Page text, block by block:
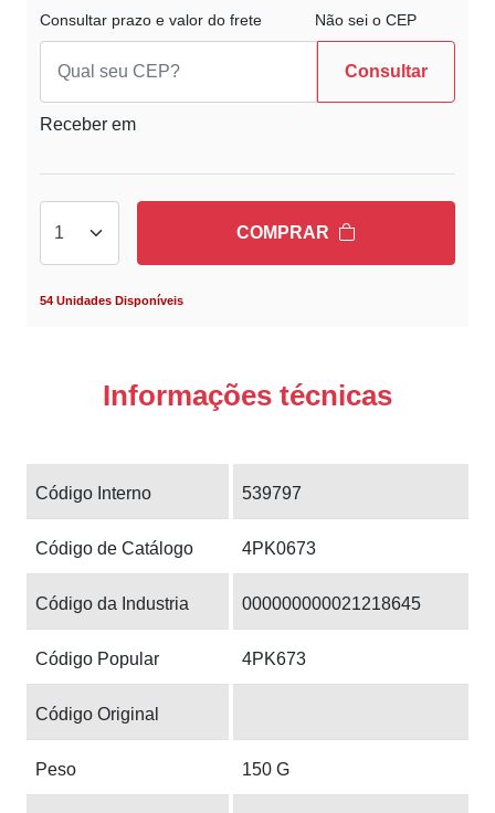
Consultar prazo e valor do frete Não sei o CEP
Consultar
Receber em
COMPRAR
54 Unidades Disponíveis
Informações técnicas
Código Interno 539797
Código de Catálogo 4PK0673
Código da Industria 000000000021218645
Código Popular 4PK673
Código Original
Peso 150 G